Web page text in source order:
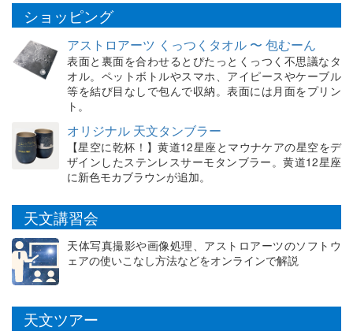
ショッピング
アストロアーツ くっつくタオル 〜 包むーん
表面と裏面を合わせるとぴたっとくっつく不思議なタ
オル。ペットボトルやスマホ、アイピースやケーブル
等を結び目なしで包んで収納。表面には月面をプリン
ト。
オリジナル 天文タンブラー
【星空に乾杯！】黄道12星座とマウナケアの星空をデ
ザインしたステンレスサーモタンブラー。黄道12星座
に新色モカブラウンが追加。
天文講習会
天体写真撮影や画像処理、アストロアーツのソフトウ
ェアの使いこなし方法などをオンラインで解説
天文ツアー